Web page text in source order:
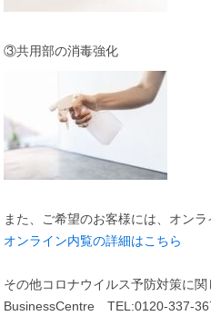
③共用部の消毒強化
また、ご希望のお客様には、オン
オンライン内覧の詳細はこちら
その他コロナウイルス予防対策に
BusinessCentre TEL:0120-337-